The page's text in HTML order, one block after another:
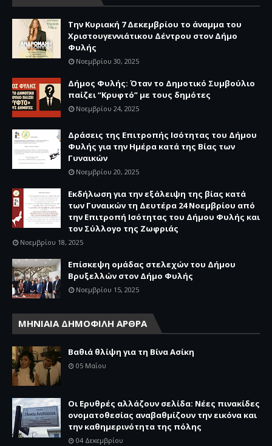
Την Κυριακή 7 Δεκεμβρίου το άναμμα του
Χριστουγεννιάτικου Δέντρου στον Δήμο
Φυλής
Νοεμβρίου 30, 2025
Δήμος Φυλής: Όταν το Δημοτικό Συμβούλιο
παίζει “Κρυφτό” με τους δημότες
Νοεμβρίου 24, 2025
Δράσεις της Επιτροπής Ισότητας του Δήμου
Φυλής για την Ημέρα κατά της Βίας των
Γυναικών
Νοεμβρίου 20, 2025
Εκδήλωση για την εξάλειψη της βίας κατά
των Γυναικών τη Δευτέρα 24 Νοεμβρίου από
την Επιτροπή Ισότητας του Δήμου Φυλής και
τον Σύλλογο της Ζωφριάς
Νοεμβρίου 18, 2025
Επίσκεψη ομάδας στελεχών του Δήμου
Βρυξελλών στον Δήμο Φυλής
Νοεμβρίου 15, 2025
ΜΗΝΙΑΙΑ ΔΗΜΟΦΙΛΗ ΑΡΘΡΑ
Βαθιά θλίψη για τη Βίνα Ασίκη
05 Μαΐου
Οι Ερυθρές αλλάζουν σελίδα: Νέες πινακίδες
ονοματοθεσίας αναβαθμίζουν την εικόνα και
την καθημερινότητα της πόλης
04 Δεκεμβρίου